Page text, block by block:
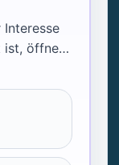
Interesse
ist, öffnen